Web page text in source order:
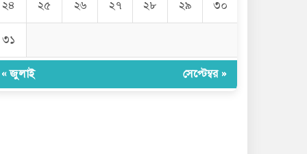
২৪ ২৫ ২৬ ২৭ ২৮ ২৯ ৩০
৩১
« জুলাই সেপ্টেম্বর »